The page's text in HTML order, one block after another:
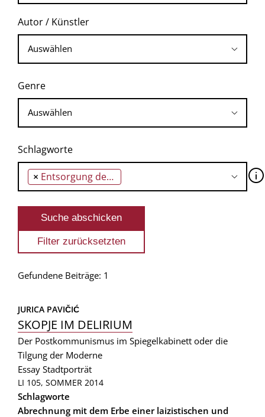
Autor / Künstler
Genre
Schlagworte
× Entsorgung der Moderne 🛈
Gefundene Beiträge: 1
JURICA PAVIČIĆ
SKOPJE IM DELIRIUM
Der Postkommunismus im Spiegelkabinett oder die
Tilgung der Moderne
Essay Stadtporträt
LI 105, SOMMER 2014
Schlagworte
Abrechnung mit dem Erbe einer laizistischen und